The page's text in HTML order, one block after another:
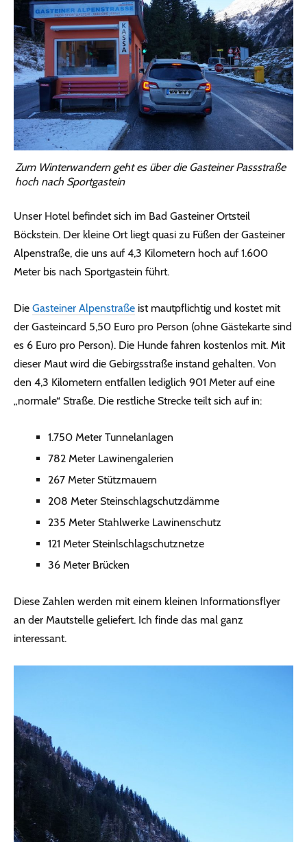
Zum Winterwandern geht es über die Gasteiner Passstraße
hoch nach Sportgastein
Unser Hotel befindet sich im Bad Gasteiner Ortsteil
Böckstein. Der kleine Ort liegt quasi zu Füßen der Gasteiner
Alpenstraße, die uns auf 4,3 Kilometern hoch auf 1.600
Meter bis nach Sportgastein führt.
Die Gasteiner Alpenstraße ist mautpflichtig und kostet mit
der Gasteincard 5,50 Euro pro Person (ohne Gästekarte sind
es 6 Euro pro Person). Die Hunde fahren kostenlos mit. Mit
dieser Maut wird die Gebirgsstraße instand gehalten. Von
den 4,3 Kilometern entfallen lediglich 901 Meter auf eine
„normale“ Straße. Die restliche Strecke teilt sich auf in:
1.750 Meter Tunnelanlagen
782 Meter Lawinengalerien
267 Meter Stützmauern
208 Meter Steinschlagschutzdämme
235 Meter Stahlwerke Lawinenschutz
121 Meter Steinlschlagschutznetze
36 Meter Brücken
Diese Zahlen werden mit einem kleinen Informationsflyer
an der Mautstelle geliefert. Ich finde das mal ganz
interessant.